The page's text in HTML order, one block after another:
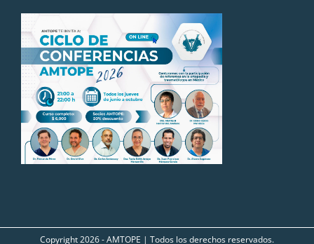
Copyright2026 - AMTOPE | Todos los derechos reservados.